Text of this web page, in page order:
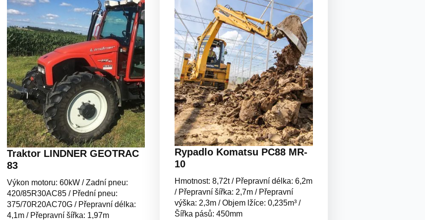
Traktor LINDNER GEOTRAC
83
Výkon motoru: 60kW / Zadní pneu:
420/85R30AC85 / Přední pneu:
375/70R20AC70G / Přepravní délka:
4,1m / Přepravní šířka: 1,97m
Rypadlo Komatsu PC88 MR-
10
Hmotnost: 8,72t / Přepravní délka: 6,2m
/ Přepravní šířka: 2,7m / Přepravní
výška: 2,3m / Objem lžíce: 0,235m³ /
Šířka pásů: 450mm